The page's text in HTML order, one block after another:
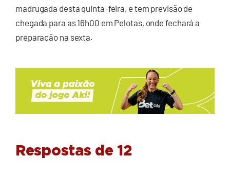
madrugada desta quinta-feira, e tem previsão de
chegada para as 16h00 em Pelotas, onde fechará a
preparação na sexta.
Respostas de 12